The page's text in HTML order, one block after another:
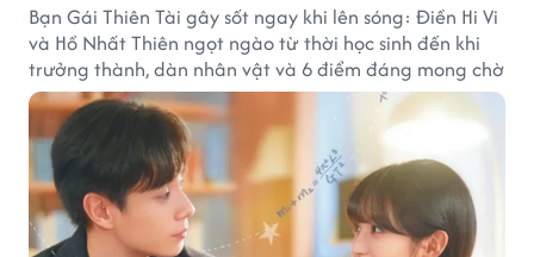
Bạn Gái Thiên Tài gây sốt ngay khi lên sóng: Điền Hi Vi
và Hồ Nhất Thiên ngọt ngào từ thời học sinh đến khi
trưởng thành, dàn nhân vật và 6 điểm đáng mong chờ